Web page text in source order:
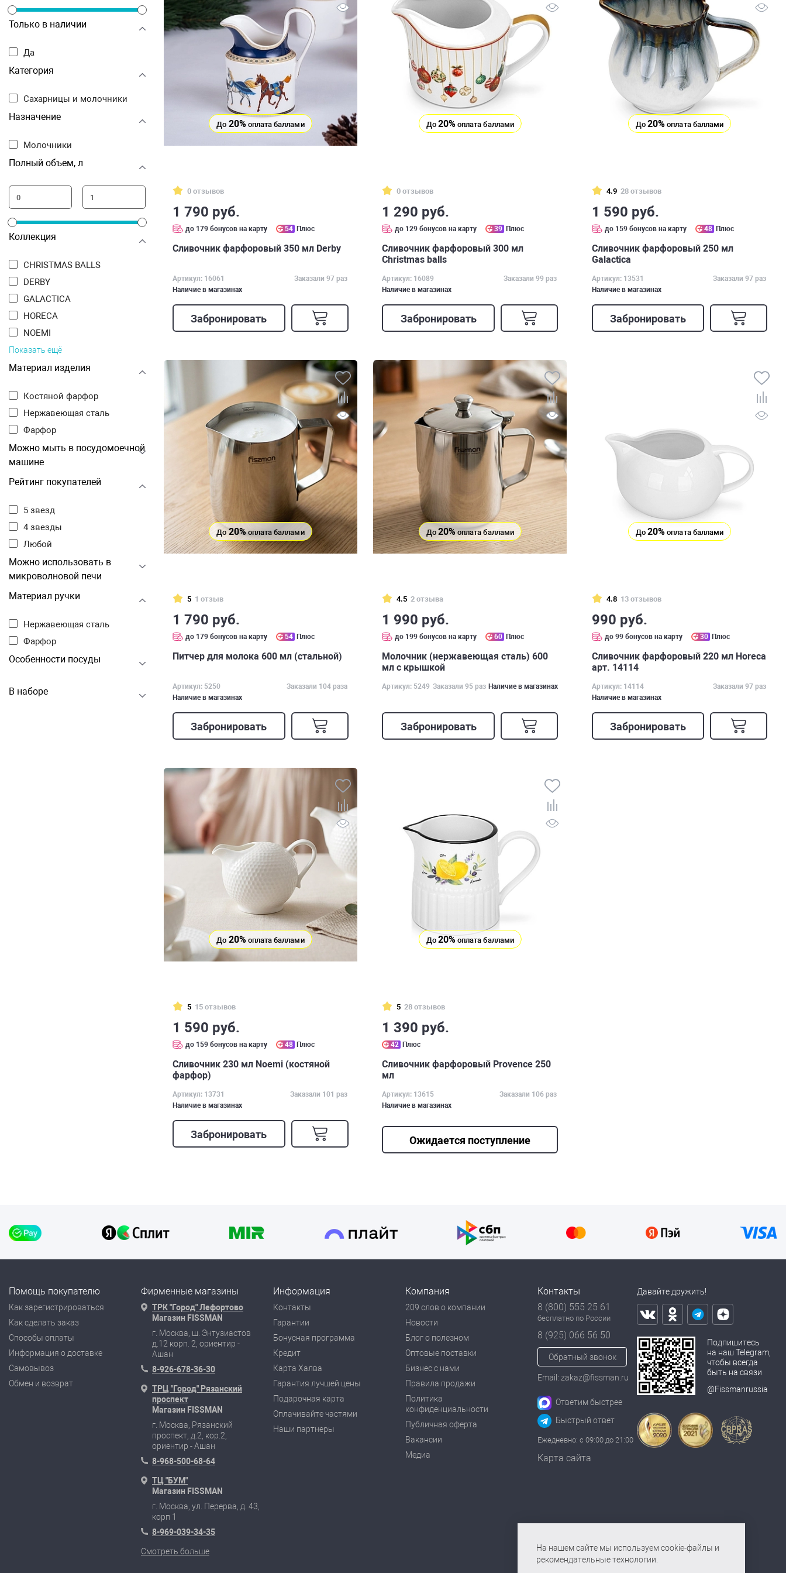
Только в наличии
Да
Категория
Сахарницы и молочники
Назначение
Молочники
Полный объем, л
Коллекция
CHRISTMAS BALLS
DERBY
GALACTICA
HORECA
NOEMI
Показать ещё
Материал изделия
Костяной фарфор
Нержавеющая сталь
Фарфор
Можно мыть в посудомоечной
машине
Рейтинг покупателей
5 звезд
4 звезды
Любой
Можно использовать в
микроволновой печи
Материал ручки
Нержавеющая сталь
Фарфор
Особенности посуды
В наборе
До 20% оплата баллами
0 отзывов
1 790 руб.
до 179 бонусов на карту 54 Плюс
Сливочник фарфоровый 350 мл Derby
Артикул: 16061
Заказали 97 раз
Наличие в магазинах
Забронировать
До 20% оплата баллами
0 отзывов
1 290 руб.
до 129 бонусов на карту 39 Плюс
Сливочник фарфоровый 300 мл
Christmas balls
Артикул: 16089
Заказали 99 раз
Наличие в магазинах
Забронировать
До20% оплата баллами
4.9 28 отзывов
1 590 руб.
до 159 бонусов на карту 48 Плюс
Сливочник фарфоровый 250 мл
Galactica
Артикул: 13531
Заказали 97 раз
Наличие в магазинах
Забронировать
До20%оплата баллами
5 1 отзыв
1 790 руб.
до 179 бонусов на карту 54 Плюс
Питчер для молока 600 мл (стальной)
Артикул: 5250
Заказали 104 раза
Наличие в магазинах
Забронировать
До 20%оплата баллами
4.5 2 отзыва
1 990 руб.
до 199 бонусов на карту 60 Плюс
Молочник (нержавеющая сталь) 600
мл с крышкой
Артикул: 5249 Заказали 95 раз Наличие в магазинах
Забронировать
До20% оплата баллами
4.8 13 отзывов
990 руб.
до 99 бонусов на карту 30 Плюс
Сливочник фарфоровый 220 мл Horeca
арт. 14114
Артикул: 14114
Заказали 97 раз
Наличие в магазинах
Забронировать
До 20%оплата баллами
5 15 отзывов
1 590 руб.
до 159 бонусов на карту 48 Плюс
Сливочник 230 мл Noemi (костяной
фарфор)
Артикул: 13731
Заказали 101 раз
Наличие в магазинах
Забронировать
До 20%оплата баллами
5 28 отзывов
1 390 руб.
42 Плюс
Сливочник фарфоровый Provence 250
мл
Артикул: 13615
Заказали 106 раз
Наличие в магазинах
Ожидается поступление
Помощь покупателю
Как зарегистрироваться
Как сделать заказ
Способы оплаты
Информация о доставке
Самовывоз
Обмен и возврат
Фирменные магазины
ТРК "Город" Лефортово
Магазин FISSMAN
г. Москва, ш. Энтузиастов
д.12 корп. 2, ориентир -
Ашан
8-926-678-36-30
ТРЦ "Город" Рязанский
проспект
Магазин FISSMAN
г. Москва, Рязанский
проспект, д.2, кор.2,
ориентир - Ашан
8-968-500-68-64
ТЦ "БУМ"
Магазин FISSMAN
г. Москва, ул. Перерва, д. 43,
корп 1
8-969-039-34-35
Смотреть больше
Информация
Контакты
Гарантии
Бонусная программа
Кредит
Карта Халва
Гарантия лучшей цены
Подарочная карта
Оплачивайте частями
Наши партнеры
Компания
209 слов о компании
Новости
Блог о полезном
Оптовые поставки
Бизнес с нами
Правила продажи
Политика
конфиденциальности
Публичная оферта
Вакансии
Медиа
Контакты
8 (800) 555 25 61
бесплатно по России
8 (925) 066 56 50
Обратный звонок
Email: zakaz@fissman.ru
Ответим быстрее
Быстрый ответ
Ежедневно: с 09:00 до 21:00
Карта сайта
Давайте дружить!
Подпишитесь
на наш Telegram,
чтобы всегда
быть на связи
@Fissmanrussia
На нашем сайте мы используем cookie-файлы и
рекомендательные технологии.